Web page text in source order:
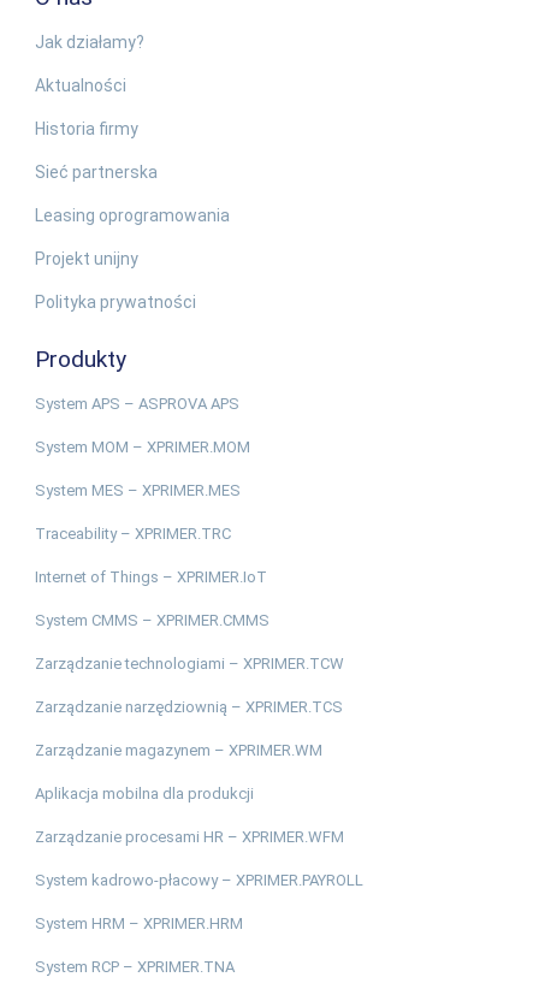
Jak działamy?
Aktualności
Historia firmy
Sieć partnerska
Leasing oprogramowania
Projekt unijny
Polityka prywatności
Produkty
System APS – ASPROVA APS
System MOM – XPRIMER.MOM
System MES – XPRIMER.MES
Traceability – XPRIMER.TRC
Internet of Things – XPRIMER.IoT
System CMMS – XPRIMER.CMMS
Zarządzanie technologiami – XPRIMER.TCW
Zarządzanie narzędziownią – XPRIMER.TCS
Zarządzanie magazynem – XPRIMER.WM
Aplikacja mobilna dla produkcji
Zarządzanie procesami HR – XPRIMER.WFM
System kadrowo-płacowy – XPRIMER.PAYROLL
System HRM – XPRIMER.HRM
System RCP – XPRIMER.TNA